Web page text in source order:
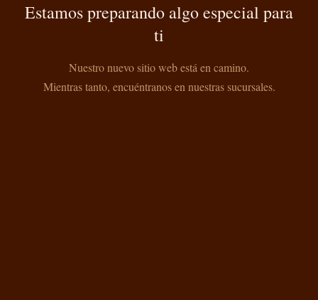
Estamos preparando algo especial para
ti
Nuestro nuevo sitio web está en camino.
Mientras tanto, encuéntranos en nuestras sucursales.